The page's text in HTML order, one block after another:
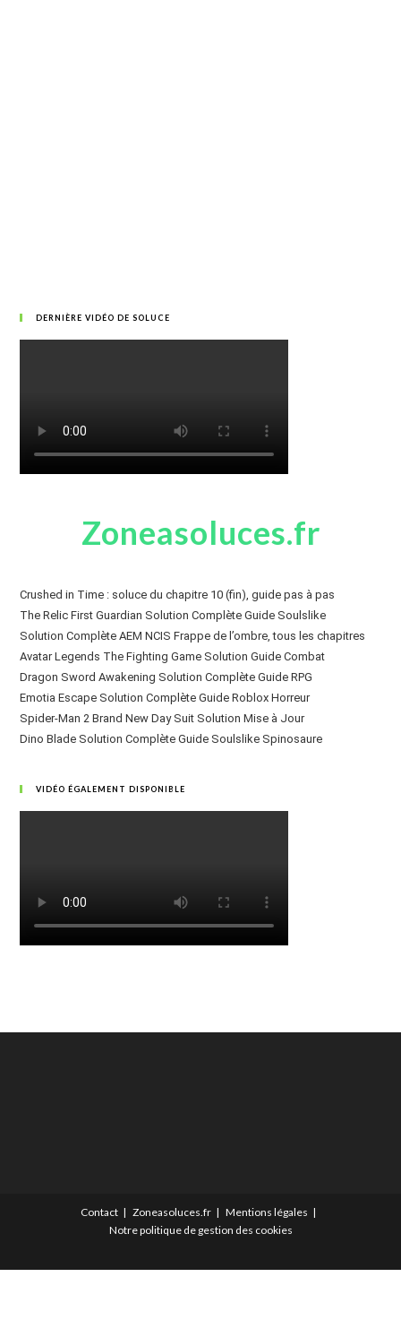
DERNIÈRE VIDÉO DE SOLUCE
Zoneasoluces.fr
Crushed in Time : soluce du chapitre 10 (fin), guide pas à pas
The Relic First Guardian Solution Complète Guide Soulslike
Solution Complète AEM NCIS Frappe de l’ombre, tous les chapitres
Avatar Legends The Fighting Game Solution Guide Combat
Dragon Sword Awakening Solution Complète Guide RPG
Emotia Escape Solution Complète Guide Roblox Horreur
Spider-Man 2 Brand New Day Suit Solution Mise à Jour
Dino Blade Solution Complète Guide Soulslike Spinosaure
VIDÉO ÉGALEMENT DISPONIBLE
Contact Zoneasoluces.fr
Mentions légales
Notre politique de gestion des cookies